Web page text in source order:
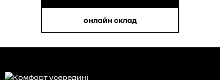
онлайн склад